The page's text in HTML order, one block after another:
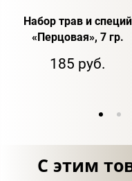
Набор трав и специй
«Перцовая», 7 гр.
185 руб.
С этим